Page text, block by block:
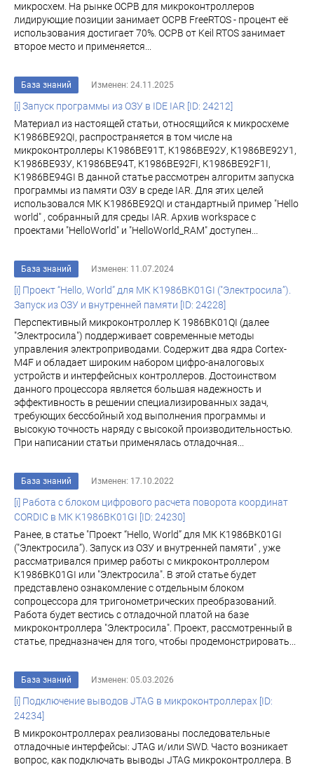
микросхем. На рынке ОСРВ для микроконтроллеров
лидирующие позиции занимает ОСРВ FreeRTOS - процент её
использования достигает 70%. ОСРВ от Keil RTOS занимает
второе место и применяется...
База знаний Изменен: 24.11.2025
[i] Запуск программы из ОЗУ в IDE IAR [ID: 24212]
Материал из настоящей статьи, относящийся к микросхеме
К1986ВЕ92QI, распространяется в том числе на
микроконтроллеры К1986ВЕ91Т, К1986ВЕ92У, К1986ВЕ92У1,
К1986ВЕ93У, К1986ВЕ94Т, К1986ВЕ92FI, К1986ВЕ92F1I,
К1986ВЕ94GI В данной статье рассмотрен алгоритм запуска
программы из памяти ОЗУ в среде IAR. Для этих целей
использовался МК К1986ВЕ92QI и стандартный пример "Hello
world" , собранный для среды IAR. Архив workspace с
проектами "HelloWorld" и "HelloWorld_RAM" доступен...
База знаний Изменен: 11.07.2024
[i] Проект “Hello, World” для МК К1986ВК01GI ("Электросила”).
Запуск из ОЗУ и внутренней памяти [ID: 24228]
Перспективный микроконтроллер К 1986ВК01QI (далее
"Электросила") поддерживает современные методы
управления электроприводами. Содержит два ядра Cortex-
M4F и обладает широким набором цифро-аналоговых
устройств и интерфейсных контроллеров. Достоинством
данного процессора является большая надежность и
эффективность в решении специализированных задач,
требующих бессбойный ход выполнения программы и
высокую точность наряду с высокой производительностью.
При написании статьи применялась отладочная...
База знаний Изменен: 17.10.2022
[i] Работа с блоком цифрового расчета поворота координат
CORDIC в МК K1986ВК01GI [ID: 24230]
Ранее, в статье "Проект “Hello, World” для МК К1986ВК01GI
("Электросила”). Запуск из ОЗУ и внутренней памяти" , уже
рассматривалcя пример работы с микроконтроллером
К1986ВК01GI или "Электросила". В этой статье будет
представлено ознакомление с отдельным блоком
сопроцессора для тригонометрических преобразований.
Работа будет вестись с отладочной платой на базе
микроконтроллера "Электросила". Проект, рассмотренный в
статье, предназначен для того, чтобы продемонстрировать...
База знаний Изменен: 05.03.2026
[i] Подключение выводов JTAG в микроконтроллерах [ID:
24234]
В микроконтроллерах реализованы последовательные
отладочные интерфейсы: JTAG и/или SWD. Часто возникает
вопрос, как подключать выводы JTAG микроконтроллера. В